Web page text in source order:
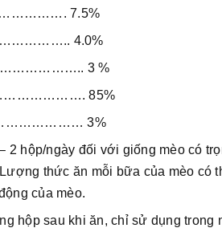
7.5%
4.0%
3 %
85%
3%
2 hộp/ngày đối với giống mèo có
thức ăn mỗi bữa của mèo có
của mèo.
hộp sau khi ăn, chỉ sử dụng